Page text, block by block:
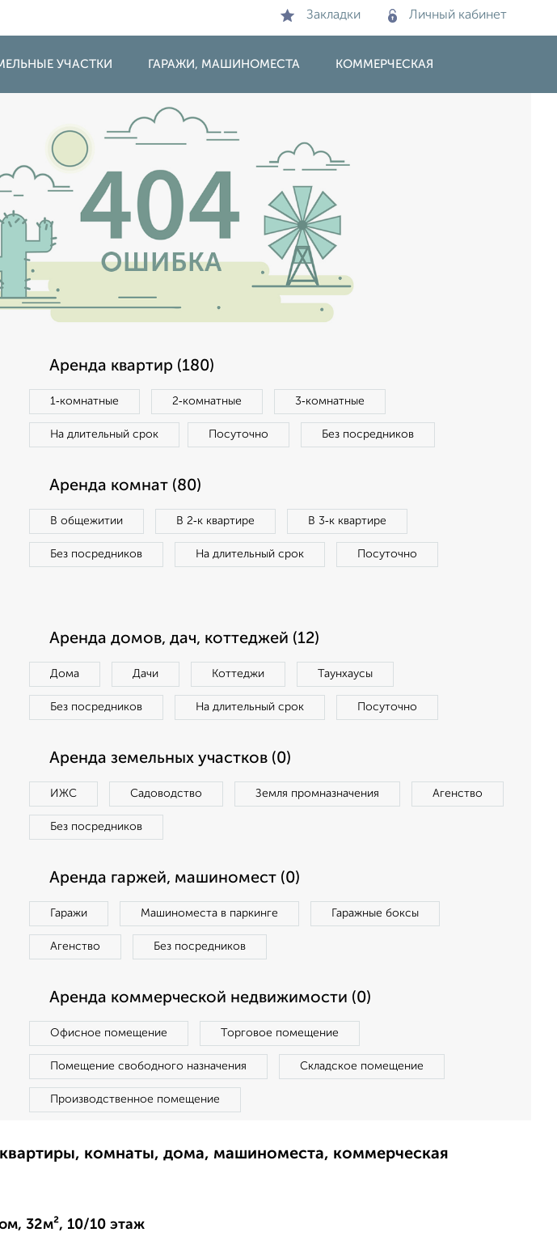
Закладки Личный кабинет
УЧАСТКИ ГАРАЖИ, МАШИНОМЕСТА КОММЕРЧЕСКАЯ
Аренда квартир (180)
1‑комнатные 2‑комнатные 3‑комнатные
На длительный срок Посуточно Без посредников
Аренда комнат (80)
В общежитии В 2‑к квартире В 3‑к квартире
Без посредников На длительный срок Посуточно
Аренда домов, дач, коттеджей (12)
Дома Дачи Коттеджи Таунхаусы
Без посредников На длительный срок Посуточно
Аренда земельных участков (0)
ИЖС Садоводство Земля промназначения Агенство
Без посредников
Аренда гаржей, машиномест (0)
Гаражи Машиноместа в паркинге Гаражные боксы
Агенство Без посредников
Аренда коммерческой недвижимости (0)
Офисное помещение Торговое помещение
Помещение свободного назначения Складское помещение
Производственное помещение
комнаты, дома, машиноместа, коммерческая
32м², 10/10 этаж